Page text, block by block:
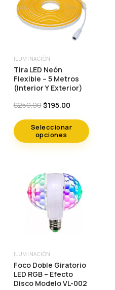
ILUMINACIÓN
Tira LED Neón
Flexible – 5 Metros
(Interior Y Exterior)
$250.00Original
was:
$250.00.
$195.00Current
is:
$195.00.
Seleccionar
opciones
Este
producto
tiene
múltiples
Las
opciones
elegir
producto
ILUMINACIÓN
Foco Doble Giratorio
LED RGB – Efecto
Disco Modelo VL-002